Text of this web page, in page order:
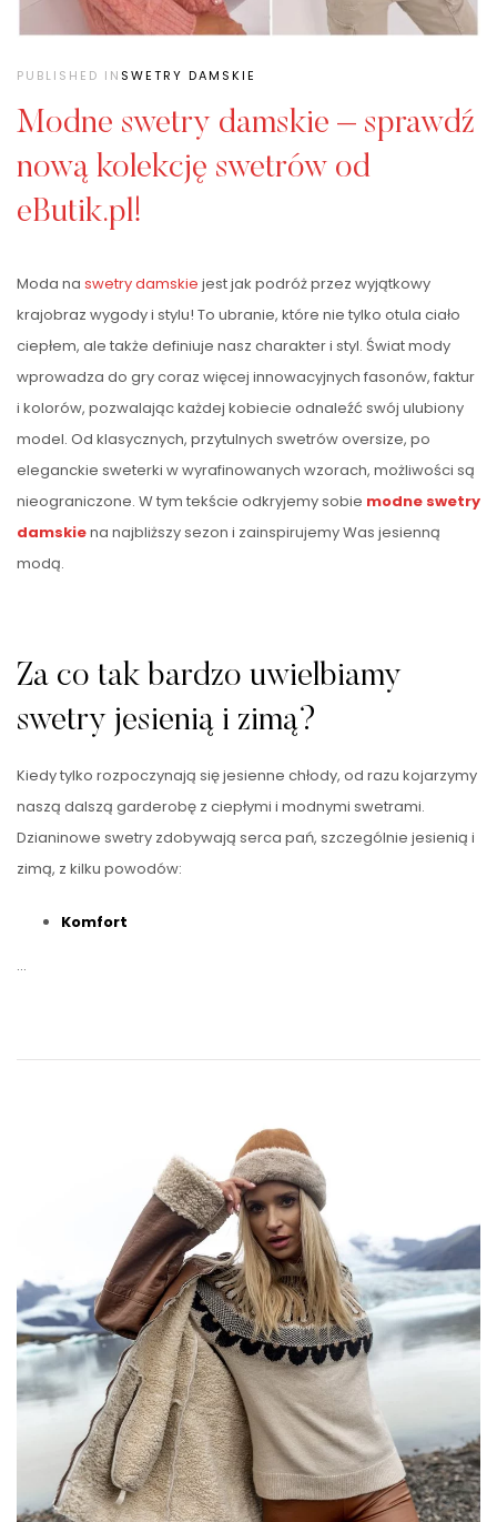
PUBLISHED IN SWETRY DAMSKIE
Modne swetry damskie – sprawdź
nową kolekcję swetrów od
eButik.pl!
Moda na swetry damskie jest jak podróż przez wyjątkowy
krajobraz wygody i stylu! To ubranie, które nie tylko otula ciało
ciepłem, ale także definiuje nasz charakter i styl. Świat mody
wprowadza do gry coraz więcej innowacyjnych fasonów, faktur
i kolorów, pozwalając każdej kobiecie odnaleźć swój ulubiony
model. Od klasycznych, przytulnych swetrów oversize, po
eleganckie sweterki w wyrafinowanych wzorach, możliwości są
nieograniczone. W tym tekście odkryjemy sobie modne swetry
damskiena najbliższy sezon i zainspirujemy Was jesienną
modą.
Za co tak bardzo uwielbiamy
swetry jesienią i zimą?
Kiedy tylko rozpoczynają się jesienne chłody, od razu kojarzymy
naszą dalszą garderobę z ciepłymi i modnymi swetrami.
Dzianinowe swetry zdobywają serca pań, szczególnie jesienią i
zimą, z kilku powodów:
Komfort
…